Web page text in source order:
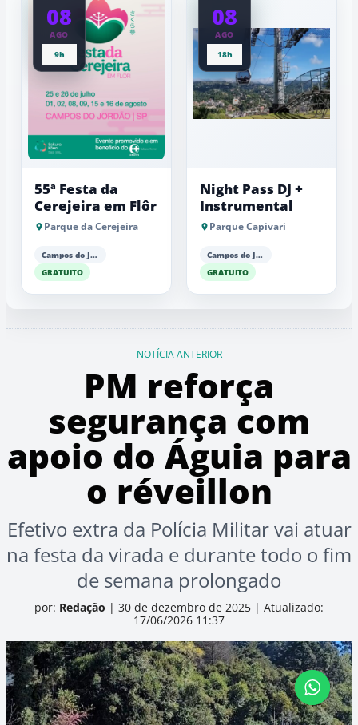
08
AGO
9h
55ª Festa da
Cerejeira em Flôr
Parque da Cerejeira
Campos do Jordão
GRATUITO
08
AGO
18h
Night Pass DJ +
Instrumental
Parque Capivari
Campos do Jordão
GRATUITO
NOTÍCIA ANTERIOR
PM reforça
segurança com
apoio do Águia para
o réveillon
Efetivo extra da Polícia Militar vai atuar
na festa da virada e durante todo o fim
de semana prolongado
por: Redação | 30 de dezembro de 2025 | Atualizado:
17/06/2026 11:37